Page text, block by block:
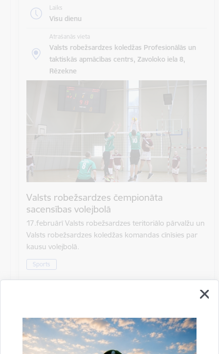
Laiks
Visu dienu
Atrašanās vieta
Valsts robežsardzes koledžas Profesionālās un
taktiskās apmācības centrs, Zavoloko iela 8,
Rēzekne
Valsts robežsardzes čempionāta
sacensības volejbolā
17.februārī Valsts robežsardzes teritoriālo pārvalžu un
Valsts robežsardzes koledžas komandas cīnīsies par
kausu volejbolā.
Sports
Laiks
10.00–15.00
Atrašanās vieta